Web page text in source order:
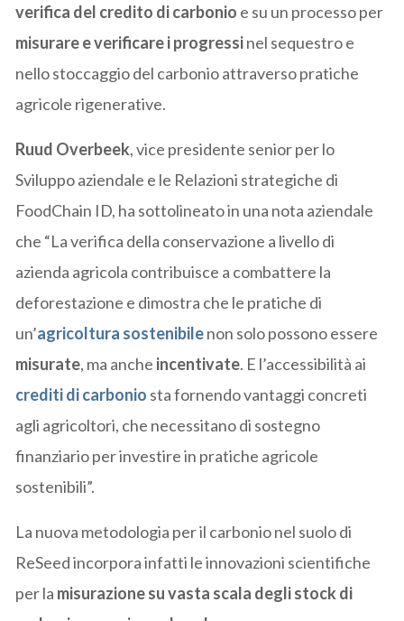
verifica del credito di carbonio e su un processo per
misurare e verificare i progressinel sequestro e
nello stoccaggio del carbonio attraverso pratiche
agricole rigenerative.
Ruud Overbeek, vice presidente senior per lo
Sviluppo aziendale e le Relazioni strategiche di
FoodChain ID, ha sottolineato in una nota aziendale
che “La verifica della conservazione a livello di
azienda agricola contribuisce a combattere la
deforestazione e dimostra che le pratiche di
un’agricoltura sostenibilenon solo possono essere
misurate, ma anche incentivate. E l’accessibilità ai
crediti di carbonio sta fornendo vantaggi concreti
agli agricoltori, che necessitano di sostegno
finanziario per investire in pratiche agricole
sostenibili”.
La nuova metodologia per il carbonio nel suolo di
ReSeed incorpora infatti le innovazioni scientifiche
per la misurazione su vasta scala degli stock di